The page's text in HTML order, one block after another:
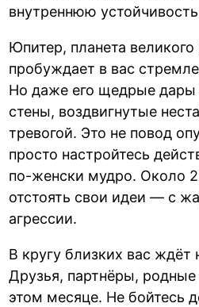
внутреннюю
Юпитер, планета
пробуждает в вас
Но даже его щедрые дары
стены, воздвигнутые
тревогой. Это не повод
просто настройтесь
по-женски мудро. Около
отстоять свои идеи — с
агрессии.
В кругу близких вас ждёт
Друзья, партнёры,
этом месяце. Не бойтесь